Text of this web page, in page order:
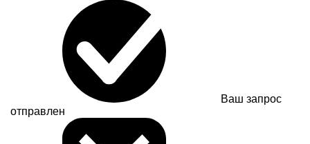
Ваш запрос
отправлен